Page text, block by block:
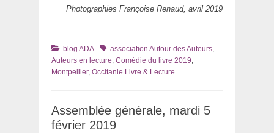
Photographies Françoise Renaud, avril 2019
Catégories
blog ADA Tagsassociation Autour des Auteurs,
Auteurs en lecture, Comédie du livre 2019,
Montpellier, Occitanie Livre & Lecture
Assemblée générale, mardi 5
février 2019